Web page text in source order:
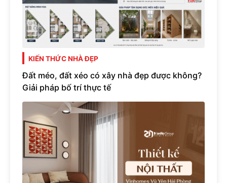
KIẾN THỨC NHÀ ĐẸP
Đất méo, đất xéo có xây nhà đẹp được không?
Giải pháp bố trí thực tế